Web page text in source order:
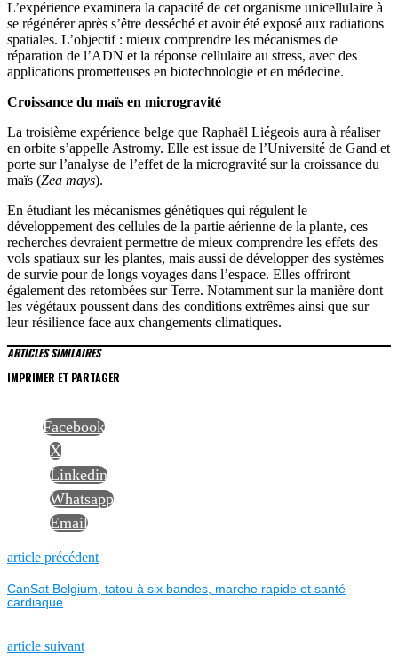
L’expérience examinera la capacité de cet organisme unicellulaire à
se régénérer après s’être desséché et avoir été exposé aux radiations
spatiales. L’objectif : mieux comprendre les mécanismes de
réparation de l’ADN et la réponse cellulaire au stress, avec des
applications prometteuses en biotechnologie et en médecine.
Croissance du maïs en microgravité
La troisième expérience belge que Raphaël Liégeois aura à réaliser
en orbite s’appelle Astromy. Elle est issue de l’Université de Gand et
porte sur l’analyse de l’effet de la microgravité sur la croissance du
maïs (Zea mays).
En étudiant les mécanismes génétiques qui régulent le
développement des cellules de la partie aérienne de la plante, ces
recherches devraient permettre de mieux comprendre les effets des
vols spatiaux sur les plantes, mais aussi de développer des systèmes
de survie pour de longs voyages dans l’espace. Elles offriront
également des retombées sur Terre. Notamment sur la manière dont
les végétaux poussent dans des conditions extrêmes ainsi que sur
leur résilience face aux changements climatiques.
ARTICLES SIMILAIRES
IMPRIMER ET PARTAGER
Facebook
X
Linkedin
Whatsapp
Email
NAVIGATION
DE
L’ARTICLE
article précédentPrevious
CanSat Belgium, tatou à six bandes, marche rapide et santé
cardiaque
article suivantNext